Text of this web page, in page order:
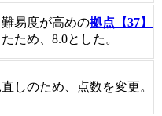
易度が高めの拠点【37】
ため、8.0とした。
しのため、点数を変更。